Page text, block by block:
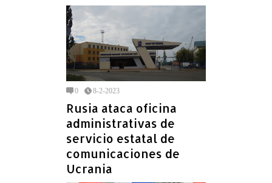
0 8-2-2023
Rusia ataca oficina
administrativas de
servicio estatal de
comunicaciones de
Ucrania